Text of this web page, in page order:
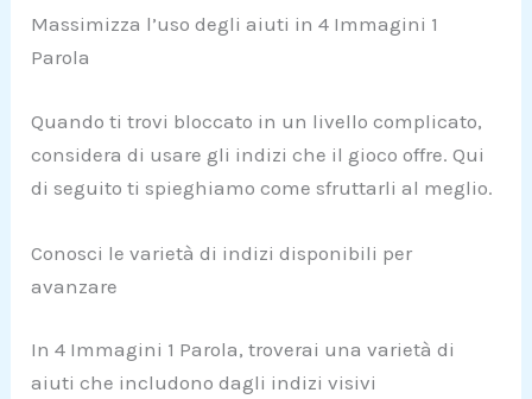
Massimizza l’uso degli aiuti in 4 Immagini 1
Parola
Quando ti trovi bloccato in un livello complicato,
considera di usare gli indizi che il gioco offre. Qui
di seguito ti spieghiamo come sfruttarli al meglio.
Conosci le varietà di indizi disponibili per
avanzare
In 4 Immagini 1 Parola, troverai una varietà di
aiuti che includono dagli indizi visivi